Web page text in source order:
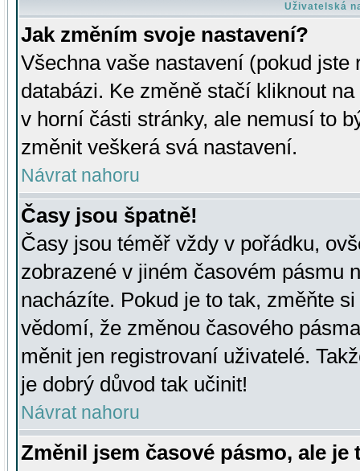
Uživatelská
Jak změním svoje nastavení?
Všechna vaše nastavení (pokud
databázi. Ke změně stačí kliknout
v horní části stránky, ale nemusí to
změnit veškerá svá nastavení.
Návrat nahoru
Časy jsou špatně!
Časy jsou téměř vždy v pořádku,
zobrazené v jiném časovém pásmu
nacházíte. Pokud je to tak, změňte
vědomí, že změnou časového
měnit jen registrovaní uživatelé.
je dobrý důvod tak učinit!
Návrat nahoru
Změnil jsem časové pásmo, ale je